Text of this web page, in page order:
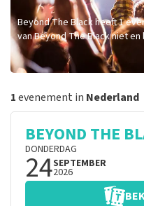
Beyond The Black heeft 1
van Beyond The Black niet
1evenement in Nederland
BEYOND THE
DONDERDAG
24SEPTEMBER
2026